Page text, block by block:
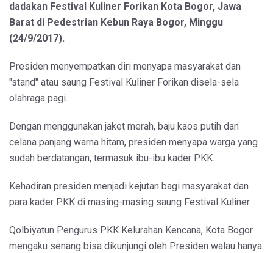
dadakan Festival Kuliner Forikan Kota Bogor, Jawa
Barat di Pedestrian Kebun Raya Bogor, Minggu
(24/9/2017).
Presiden menyempatkan diri menyapa masyarakat dan
"stand" atau saung Festival Kuliner Forikan disela-sela
olahraga pagi.
Dengan menggunakan jaket merah, baju kaos putih dan
celana panjang warna hitam, presiden menyapa warga yang
sudah berdatangan, termasuk ibu-ibu kader PKK.
Kehadiran presiden menjadi kejutan bagi masyarakat dan
para kader PKK di masing-masing saung Festival Kuliner.
Qolbiyatun Pengurus PKK Kelurahan Kencana, Kota Bogor
mengaku senang bisa dikunjungi oleh Presiden walau hanya